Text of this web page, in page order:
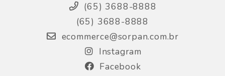
(65) 3688-8888
(65) 3688-8888
ecommerce@sorpan.com.br
Instagram
Facebook